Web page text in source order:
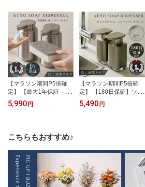
スフンド キッチン 韓国
箸休め インテリア ギフ
ト プレゼント 誕生日 お
祝い
ガーゼ生地 ダブルガーゼ
出産祝い コットン お口
拭き お手拭き 沐浴布 子
供 大人
【マラソン期間P5倍確
定】 【最大1年保証―売
って終わりにしない安心
サポート】 自動ソープデ
レス 錆びにくい 泡タイ
プ 液体タイプ 充電式 ハ
ンドソープ 食器用洗剤
台所用洗剤 洗面所 台所
キッチン おしゃれ 防水
自動洗浄
5,990 円
【マラソン期間P5倍確
定】 【180日保証】ソー
プディスペンサー 自動
ステンレス シルバー 泡
用洗剤 台所洗剤 詰め替
えボトル ディスペンサー
おしゃれ かわいい 防水
自動洗浄
5,490 円
こちらもおすすめ♪